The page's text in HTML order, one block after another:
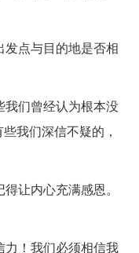
点与目的地是否相
们曾经认为根本没
我们深信不疑的，
让内心充满感恩。
！我们必须相信我